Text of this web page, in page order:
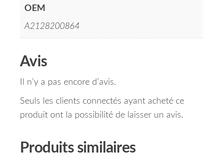
OEM
A2128200864
Avis
Il n’y a pas encore d’avis.
Seuls les clients connectés ayant acheté ce
produit ont la possibilité de laisser un avis.
Produits similaires